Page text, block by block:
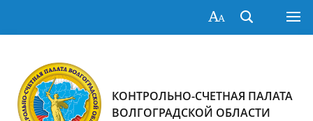
КОНТРОЛЬНО-СЧЕТНАЯ ПАЛАТА
ВОЛГОГРАДСКОЙ ОБЛАСТИ